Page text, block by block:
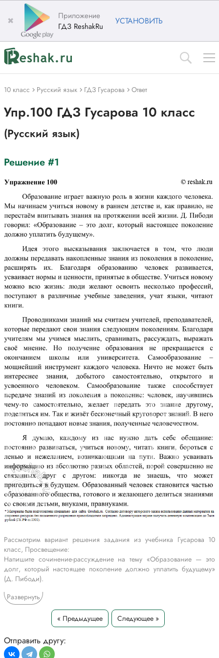
✖
Приложение
ГДЗ ReshakRu
УСТАНОВИТЬ
10 класс Русский язык ГДЗ Гусарова Ответ
Упр.100 ГДЗ Гусарова 10 класс
(Русский язык)
Решение #1
Рассмотрим вариант решения задания из учебника Гусарова 10
класс, Просвещение:
Напишите сочинение-рассуждение на тему «Образование — это
долг, который настоящее поколение должно уплатить будущему»
(Д. Пибоди).
Образование играет важную роль в жизни каждого человека. Мы
начинаем учиться новому в раннем детстве и, как правило, не
перестаём впитывать знания на протяжении всей жизни. Д. Пибоди
говорил: «Образование – это долг, который настоящее поколение
должно уплатить будущему».
Идея этого высказывания заключается в том, что люди должны
Развернуть
« Предыдущее Следующее »
Отправить другу: